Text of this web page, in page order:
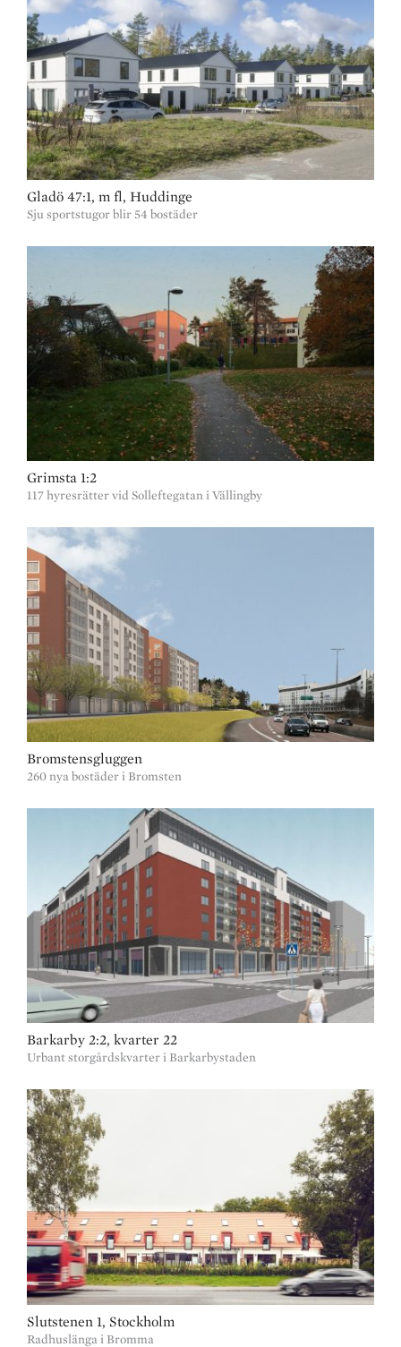
Gladö 47:1, m fl, Huddinge
Sju sportstugor blir 54 bostäder
Grimsta 1:2
117 hyresrätter vid Solleftegatan i Vällingby
Bromstensgluggen
260 nya bostäder i Bromsten
Barkarby 2:2, kvarter 22
Urbant storgårdskvarter i Barkarbystaden
Slutstenen 1, Stockholm
Radhuslänga i Bromma